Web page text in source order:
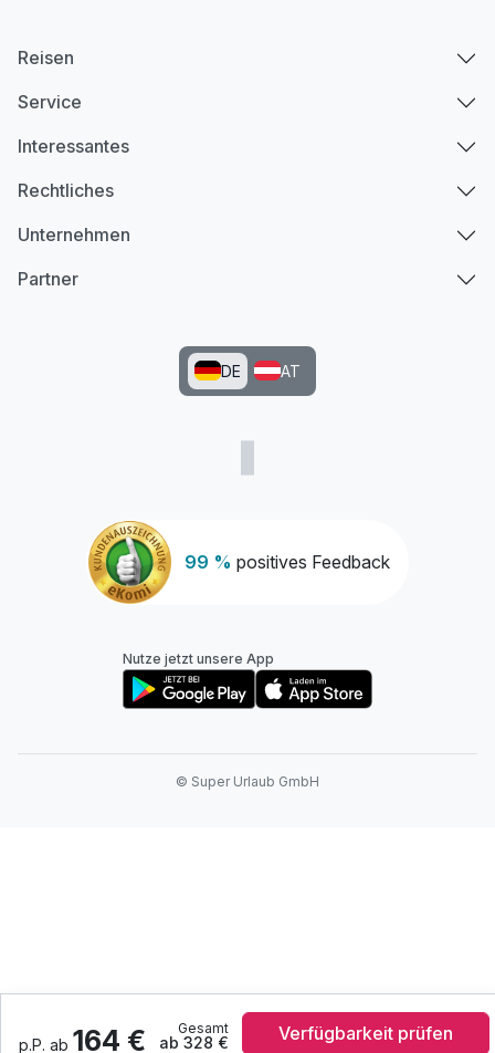
p.P. ab 164 € Gesamt
ab 328 € Verfügbarkeit prüfen
99 % positives Feedback
Reisen
Service
Interessantes
Rechtliches
Unternehmen
Partner
DE AT
Nutze jetzt unsere App
© Super Urlaub GmbH